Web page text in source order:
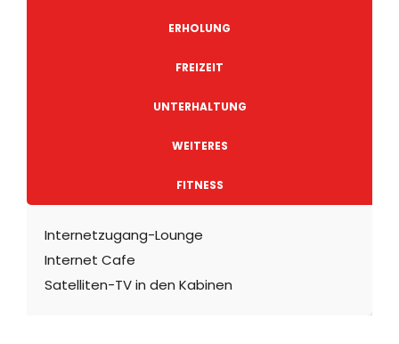
ERHOLUNG
FREIZEIT
UNTERHALTUNG
WEITERES
FITNESS
Internetzugang-Lounge
Internet Cafe
Satelliten-TV in den Kabinen